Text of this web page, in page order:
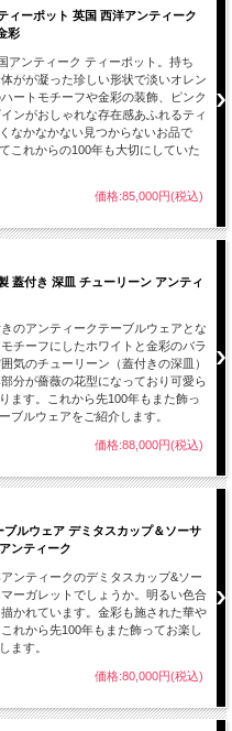
ィーポット 英国 西洋アンティーク
彩
アンティーク ティーポット。持ち
がが凝った珍しい形状で淡いオレン
ートモチーフや金彩の装飾、ピンク
ンがおしゃれな存在感あふれるティ
なかなかない見つからないお品で
これからの100年も大切にしていた
価格:85,000円(税込)
蓋付き 深皿 チューリーン アンティ
のアンティークテーブルウェアとな
チーフにしたホワイトと金彩のバラ
気のチューリーン（蓋付きの深皿）
分が薔薇の花型になっており可愛ら
ます。これから先100年もまた飾っ
ブルウェアをご紹介します。
価格:88,000円(税込)
ルウェア デミタスカップ＆ソーサ
ンティーク
ンティークのデミタスカップ&ソー
ーガレットでしょうか。明るい色合
かれています。金彩も施された華や
れから先100年もまた飾ってお楽し
ます。
価格:80,000円(税込)